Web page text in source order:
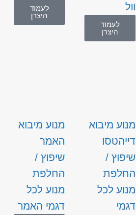
וול
לעמוד
היצרן
לעמוד
היצרן
מנוע מיבוא
דייהטסו
שיפוץ /
החלפת
מנוע לכל
דגמי
מנוע מיבוא
האמר
שיפוץ /
החלפת
מנוע לכל
דגמי האמר